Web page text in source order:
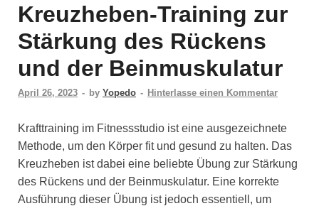
Kreuzheben-Training zur
Stärkung des Rückens
und der Beinmuskulatur
April 26, 2023 - by Yopedo - Hinterlasse einen Kommentar
Krafttraining im Fitnessstudio ist eine ausgezeichnete
Methode, um den Körper fit und gesund zu halten. Das
Kreuzheben ist dabei eine beliebte Übung zur Stärkung
des Rückens und der Beinmuskulatur. Eine korrekte
Ausführung dieser Übung ist jedoch essentiell, um